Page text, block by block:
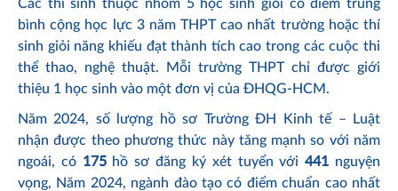
Các thí sinh thuộc nhóm 5 học sinh giỏi có điểm trung
bình cộng học lực 3 năm THPT cao nhất trường hoặc thí
sinh giỏi năng khiếu đạt thành tích cao trong các cuộc thi
thể thao, nghệ thuật. Mỗi trường THPT chỉ được giới
thiệu 1 học sinh vào một đơn vị của ĐHQG-HCM.
Năm 2024, số lượng hồ sơ Trường ĐH Kinh tế – Luật
nhận được theo phương thức này tăng mạnh so với năm
ngoái, có 175 hồ sơ đăng ký xét tuyển với441 nguyện
vọng, Năm 2024, ngành đào tạo có điểm chuẩn cao nhất